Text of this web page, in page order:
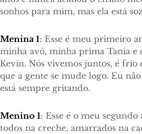
sonhos para mim, mas ela está
Menina 1: Esse é meu primeiro
minha avó, minha prima Tania e
Kevin. Nós vivemos juntos, é frio
que a gente se mude logo. Eu
está sempre gritando.
Menino 1: Esse é o meu
todos na creche, amarrados na